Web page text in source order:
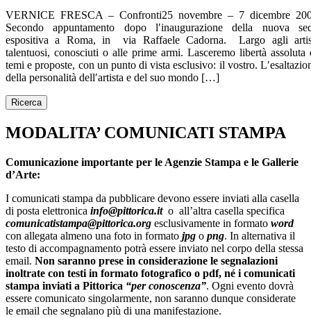
VERNICE FRESCA – Confronti25 novembre – 7 dicembre
Secondo appuntamento dopo l′inaugurazione della nuova
espositiva a Roma, in via Raffaele Cadorna. Largo agli
talentuosi, conosciuti o alle prime armi. Lasceremo libertà assoluta
temi e proposte, con un punto di vista esclusivo: il vostro.
della personalità dell′artista e del suo mondo […]
MODALITA’ COMUNICATI STAMPA
Comunicazione importante per le Agenzie Stampa e le Gallerie
d’Arte:
I comunicati stampa da pubblicare devono essere inviati alla casella
di posta elettronica info@pittorica.ito all’altra casella specifica
comunicatistampa@pittorica.org esclusivamente in formato word
con allegata almeno una foto in formato jpg o png. In alternativa il
testo di accompagnamento potrà essere inviato nel corpo della stessa
email. Non saranno prese in considerazione le segnalazioni
inoltrate con testi in formato fotografico o pdf, né i comunicati
stampa inviati a Pittorica “per conoscenza”. Ogni evento dovrà
essere comunicato singolarmente, non saranno dunque considerate
le email che segnalano più di una manifestazione.